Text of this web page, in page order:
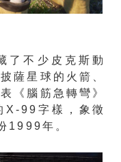
了不少皮克斯動
薩星球的火箭、
《腦筋急轉彎》
X-99字樣，象徵
1999年。